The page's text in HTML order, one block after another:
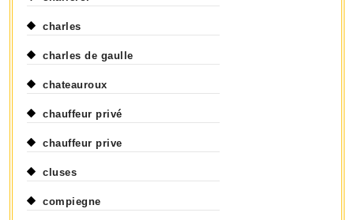
charles
charles de gaulle
chateauroux
chauffeur privé
chauffeur prive
cluses
compiegne